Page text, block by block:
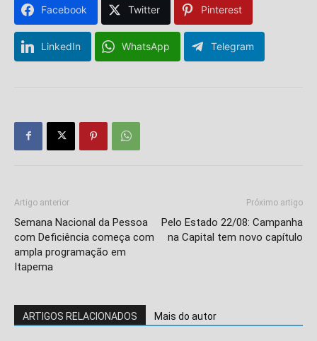
Facebook Twitter Pinterest
LinkedIn WhatsApp Telegram
Artigo anterior
Semana Nacional da Pessoa
com Deficiência começa com
ampla programação em
Itapema
Próximo artigo
Pelo Estado 22/08: Campanha
na Capital tem novo capítulo
ARTIGOS RELACIONADOS Mais do autor